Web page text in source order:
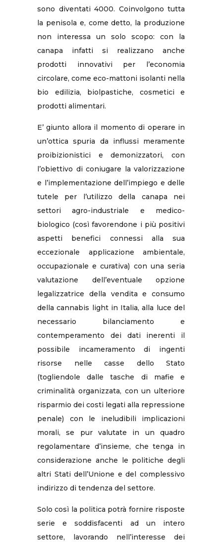
sono diventati 4000. Coinvolgono tutta
la penisola e, come detto, la produzione
non interessa un solo scopo: con la
canapa infatti si realizzano anche
prodotti innovativi per l’economia
circolare, come eco-mattoni isolanti nella
bio edilizia, biolpastiche, cosmetici e
prodotti alimentari.
E’ giunto allora il momento di operare in
un’ottica spuria da influssi meramente
proibizionistici e demonizzatori, con
l’obiettivo di coniugare la valorizzazione
e l’implementazione dell’impiego e delle
tutele per l’utilizzo della canapa nei
settori agro-industriale e medico-
biologico (così favorendone i più positivi
aspetti benefici connessi alla sua
eccezionale applicazione ambientale,
occupazionale e curativa) con una seria
valutazione dell’eventuale opzione
legalizzatrice della vendita e consumo
della cannabis light in Italia, alla luce del
necessario bilanciamento e
contemperamento dei dati inerenti il
possibile incameramento di ingenti
risorse nelle casse dello Stato
(togliendole dalle tasche di mafie e
criminalità organizzata, con un ulteriore
risparmio dei costi legati alla repressione
penale) con le ineludibili implicazioni
morali, se pur valutate in un quadro
regolamentare d’insieme, che tenga in
considerazione anche le politiche degli
altri Stati dell’Unione e del complessivo
indirizzo di tendenza del settore.
Solo così la politica potrà fornire risposte
serie e soddisfacenti ad un intero
settore, lavorando nell’interesse dei